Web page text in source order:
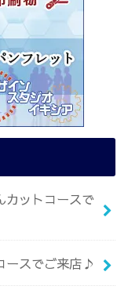
カットコースで
ースでご来店♪